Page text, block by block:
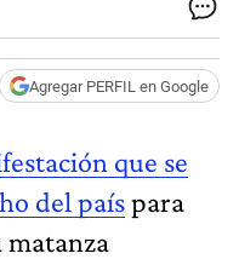
Agregar PERFIL en Google
que se
del paíspara
matanza